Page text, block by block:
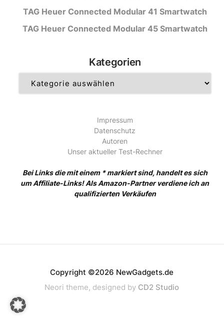
TAG Heuer Connected Modular 41 Smartwatch
TAG Heuer Connected Modular 45 Smartwatch
Kategorien
Impressum
Datenschutz
Autoren
Unser aktueller Test-Rechner
Bei Links die mit einem * markiert sind, handelt es sich
um Affiliate-Links! Als Amazon-Partner verdiene ich an
qualifizierten Verkäufen
Copyright ©2026 NewGadgets.de
Neori theme, designed by CD2 Studio